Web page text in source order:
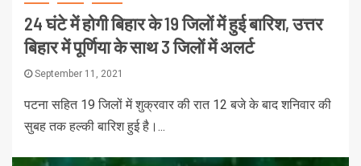
24 घंटे में होगी बिहार के 19 जिलों में हुई बारिश, उत्तर
बिहार में पूर्णिया के साथ 3 जिलों में अलर्ट
September 11, 2021
पटना सहित 19 जिलों में शुक्रवार की रात 12 बजे के बाद शनिवार की
सुबह तक हल्की बारिश हुई है।...